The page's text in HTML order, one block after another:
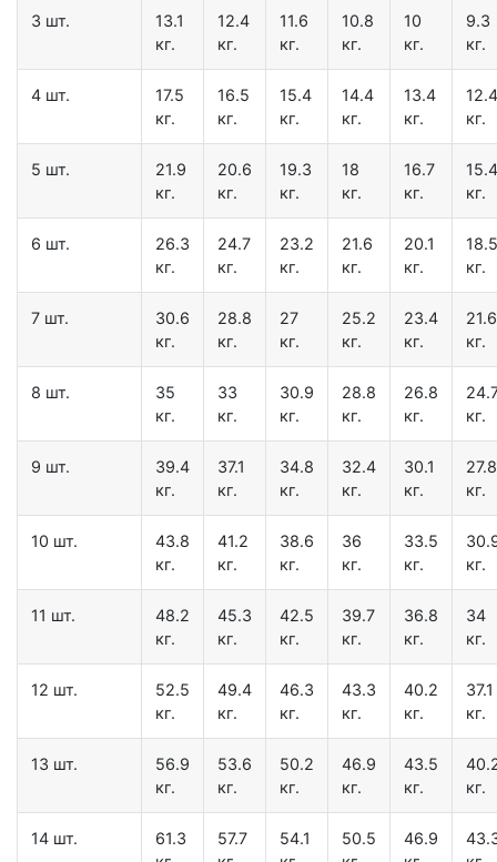
3 шт.
13.1
кг.
12.4
кг.
11.6
кг.
10.8
кг.
10
кг.
9.3
кг.
4 шт.
17.5
кг.
16.5
кг.
15.4
кг.
14.4
кг.
13.4
кг.
12.4
кг.
5 шт.
21.9
кг.
20.6
кг.
19.3
кг.
18
кг.
16.7
кг.
15.4
кг.
6 шт.
26.3
кг.
24.7
кг.
23.2
кг.
21.6
кг.
20.1
кг.
18.5
кг.
7 шт.
30.6
кг.
28.8
кг.
27
кг.
25.2
кг.
23.4
кг.
21.6
кг.
8 шт.
35
кг.
33
кг.
30.9
кг.
28.8
кг.
26.8
кг.
кг.
9 шт.
39.4
кг.
37.1
кг.
34.8
кг.
32.4
кг.
30.1
кг.
27.8
кг.
10 шт.
43.8
кг.
41.2
кг.
38.6
кг.
36
кг.
33.5
кг.
кг.
11 шт.
48.2
кг.
45.3
кг.
42.5
кг.
39.7
кг.
36.8
кг.
34
кг.
12 шт.
52.5
кг.
49.4
кг.
46.3
кг.
43.3
кг.
40.2
кг.
37.1
кг.
13 шт.
56.9
кг.
53.6
кг.
50.2
кг.
46.9
кг.
43.5
кг.
кг.
14 шт.
61.3
57.7
54.1
50.5
46.9